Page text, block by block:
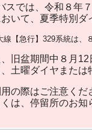
スでは、令和８年
いて、夏季特別ダ
【急行】329系統は、
旧盆期間中８月12
土曜ダイヤまたは
の際はご注意くだ
は、停留所のお知